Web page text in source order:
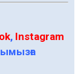
, Instagram